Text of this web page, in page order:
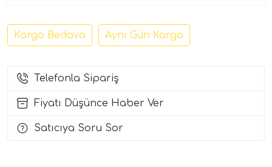
Setleri)
Arac Baslari)
Kargo Bedava Aynı Gün Kargo
Telefonla Sipariş
Fiyatı Düşünce Haber Ver
Satıcıya Soru Sor